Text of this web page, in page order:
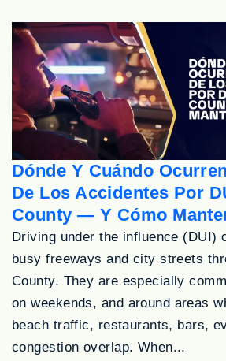
Dónde Y Cuándo
De Los Accidentes Por
County — Y Cómo
Driving under the influence (DUI)
busy freeways and city streets
County. They are especially
on weekends, and around areas
beach traffic, restaurants, bars,
congestion overlap. When...